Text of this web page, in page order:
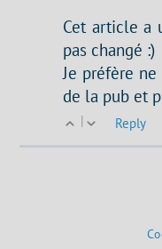
Cet article a
pas changé :)
Je préfère
de la pub et
| Reply